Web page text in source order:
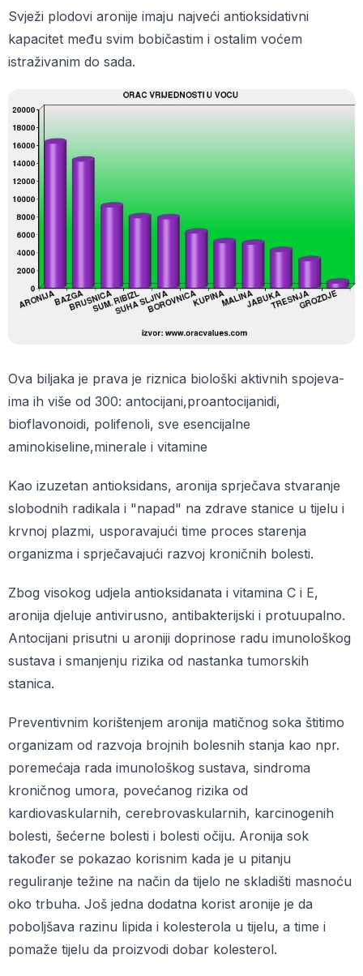
Svježi plodovi aronije imaju najveći antioksidativni
kapacitet među svim bobičastim i ostalim voćem
istraživanim do sada.
Ova biljaka je prava je riznica biološki aktivnih spojeva-
ima ih više od 300: antocijani,proantocijanidi,
bioflavonoidi, polifenoli, sve esencijalne
aminokiseline,minerale i vitamine
Kao izuzetan antioksidans, aronija sprječava stvaranje
slobodnih radikala i "napad" na zdrave stanice u tijelu i
krvnoj plazmi, usporavajući time proces starenja
organizma i sprječavajući razvoj kroničnih bolesti.
Zbog visokog udjela antioksidanata i vitamina C i E,
aronija djeluje antivirusno, antibakterijski i protuupalno.
Antocijani prisutni u aroniji doprinose radu imunološkog
sustava i smanjenju rizika od nastanka tumorskih
stanica.
Preventivnim korištenjem aronija matičnog soka štitimo
organizam od razvoja brojnih bolesnih stanja kao npr.
poremećaja rada imunološkog sustava, sindroma
kroničnog umora, povećanog rizika od
kardiovaskularnih, cerebrovaskularnih, karcinogenih
bolesti, šećerne bolesti i bolesti očiju. Aronija sok
također se pokazao korisnim kada je u pitanju
reguliranje težine na način da tijelo ne skladišti masnoću
oko trbuha. Još jedna dodatna korist aronije je da
poboljšava razinu lipida i kolesterola u tijelu, a time i
pomaže tijelu da proizvodi dobar kolesterol.